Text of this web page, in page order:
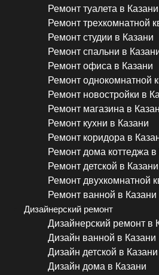
Ремонт туалета в Казани
Ремонт трехкомнатной
Ремонт студии в Казани
Ремонт спальни в
Ремонт офиса в Казани
Ремонт однокомнатной
Ремонт новостройки в
Ремонт магазина в
Ремонт кухни в Казани
Ремонт коридора в
Ремонт дома коттеджа в
Ремонт детской в Казани
Ремонт двухкомнатной
Ремонт ванной в Казани
Дизайнерский ремонт
Дизайнерский ремонт в
Дизайн ванной в Казани
Дизайн детской в Казани
Дизайн дома в Казани